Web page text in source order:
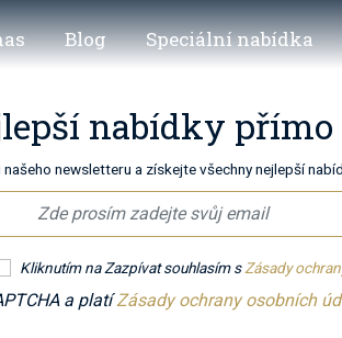
Blog Speciální nabídka
nabídky
newsletteru a získejte všechny nejlepší
Kliknutím na Zazpívat souhlasím sZásady
a platíZásady ochrany osobních